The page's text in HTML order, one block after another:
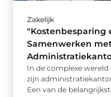
Zakelijk
"Kostenbesparing
Samenwerken
In de complexe
zijn
Een van de